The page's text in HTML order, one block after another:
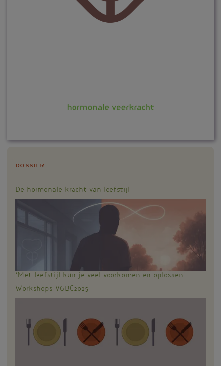
Dossier
De hormonale kracht van leefstijl
‘Met leefstijl kun je veel voorkomen en oplossen’
Workshops VGBC2025